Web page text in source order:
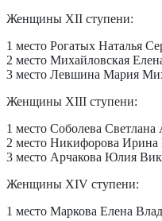
Женщины XII ступени:
1 место Рогатых Наталья
2 место Михайловская
3 место Левшина Мария
Женщины XIII ступени:
1 место Соболева
2 место Никифорова
3 место Арчакова Юлия
Женщины XIV ступени:
1 место Маркова Елена